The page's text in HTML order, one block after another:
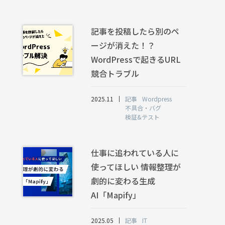
記事を投稿したら別のペ
ージが消えた！？
WordPressで起きるURL
競合トラブル
2025.11 記事
Wordpress
不具合・バグ
検証&テスト
仕事に追われている人に
使ってほしい 情報整理が
劇的に変わる生成
AI「Mapify」
2025.05 記事 IT